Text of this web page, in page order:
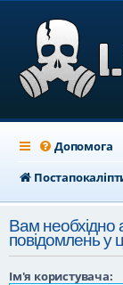
Допомога
Вам необхідно
повідомлень у
Ім'я користувача: